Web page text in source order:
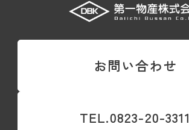
お問い合わせ
TEL.0823-20-3311